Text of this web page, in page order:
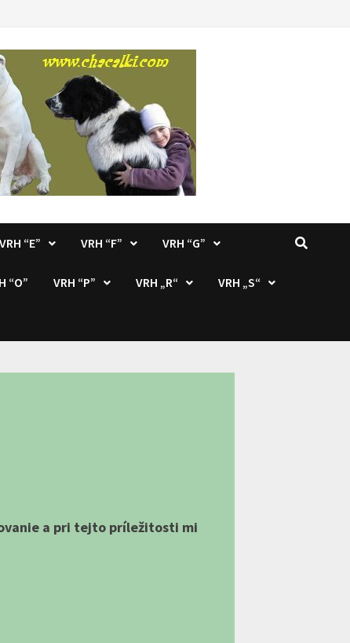
VRH “E” VRH “F” VRH “G”
“O” VRH “P” VRH „R“ VRH „S“
a pri tejto príležitosti mi